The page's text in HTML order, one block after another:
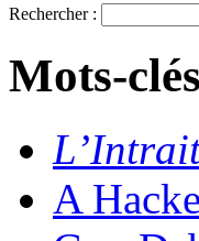
Rechercher :
Mots-
A